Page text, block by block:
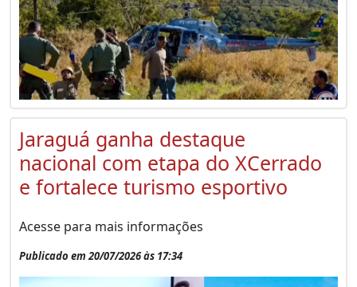
Jaraguá ganha destaque
nacional com etapa do XCerrado
e fortalece turismo esportivo
Acesse para mais informações
Publicado em 20/07/2026 às 17:34